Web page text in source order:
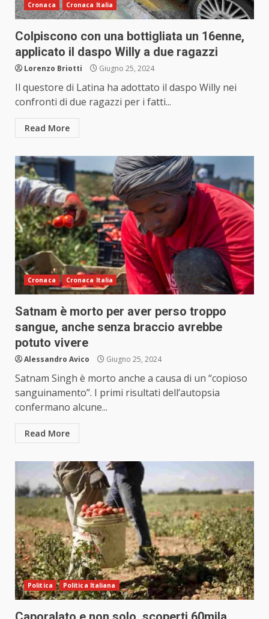
Cronaca Cronaca Italia
Colpiscono con una bottigliata un 16enne,
applicato il daspo Willy a due ragazzi
Lorenzo Briotti Giugno 25, 2024
Il questore di Latina ha adottato il daspo Willy nei
confronti di due ragazzi per i fatti...
Read More
Cronaca Cronaca Italia
Satnam è morto per aver perso troppo
sangue, anche senza braccio avrebbe
potuto vivere
Alessandro Avico Giugno 25, 2024
Satnam Singh è morto anche a causa di un “copioso
sanguinamento”. I primi risultati dell’autopsia
confermano alcune...
Read More
Politica Politica Italiana